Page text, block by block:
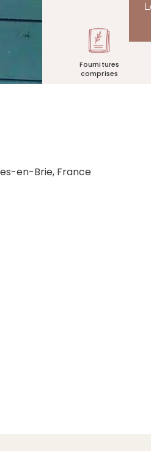
en-Brie, France
Fournitures
comprises